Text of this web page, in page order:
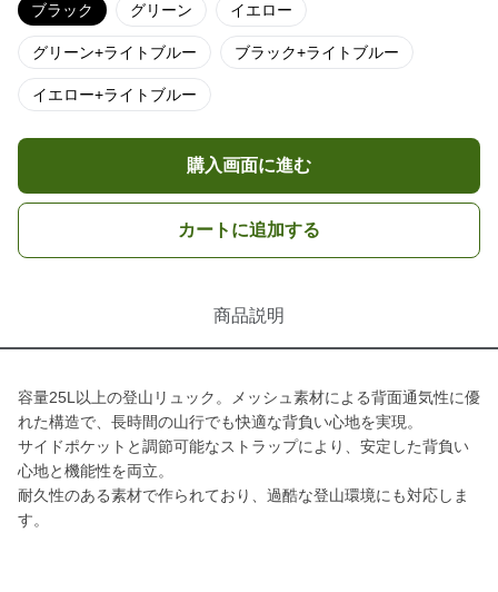
ブラック グリーン イエロー
グリーン+ライトブルー ブラック+ライトブルー
イエロー+ライトブルー
購入画面に進む
カートに追加する
商品説明
容量25L以上の登山リュック。メッシュ素材による背面通気性に優
れた構造で、長時間の山行でも快適な背負い心地を実現。
サイドポケットと調節可能なストラップにより、安定した背負い
心地と機能性を両立。
耐久性のある素材で作られており、過酷な登山環境にも対応しま
す。